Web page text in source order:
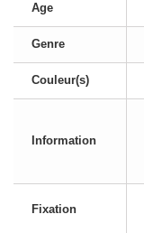
Age
Genre
Couleur(s)
Information
Fixation